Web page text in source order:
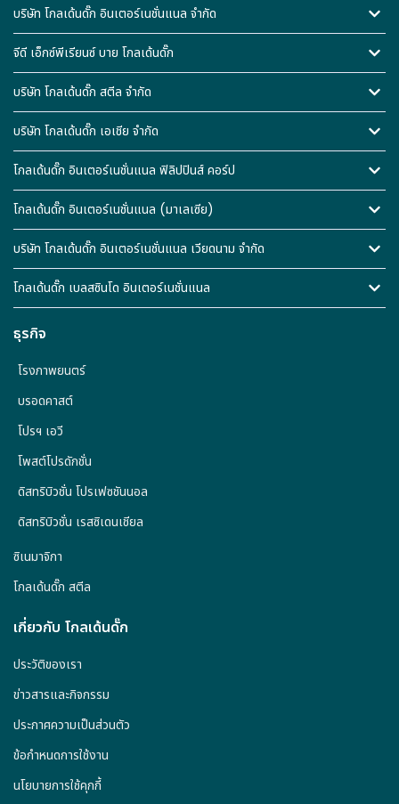
บริษัท โกลเด้นดั๊ก อินเตอร์เนชั่นแนล จำกัด
จีดี เอ็กซ์พีเรียนซ์ บาย โกลเด้นดั๊ก
บริษัท โกลเด้นดั๊ก สตีล จำกัด
บริษัท โกลเด้นดั๊ก เอเชีย จำกัด
โกลเด้นดั๊ก อินเตอร์เนชั่นแนล ฟิลิปปินส์ คอร์ป
โกลเด้นดั๊ก อินเตอร์เนชั่นแนล (มาเลเซีย)
บริษัท โกลเด้นดั๊ก อินเตอร์เนชั่นแนล เวียดนาม จำกัด
โกลเด้นดั๊ก เบลสซินโด อินเตอร์เนชั่นแนล
ธุรกิจ
ดิสทริบิวชั่น เรสซิเดนเชียล
ดิสทริบิวชั่น โปรเฟซชันนอล
โพสต์โปรดักชั่น
โปรฯ เอวี
บรอดคาสต์
โรงภาพยนตร์
ซิเนมาจิกา
โกลเด้นดั๊ก สตีล
เกี่ยวกับ โกลเด้นดั๊ก
ประวัติของเรา
ข่าวสารและกิจกรรม
ประกาศความเป็นส่วนตัว
ข้อกำหนดการใช้งาน
นโยบายการใช้คุกกี้